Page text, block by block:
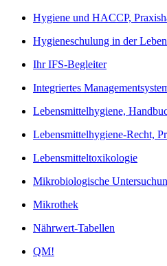
Hygiene und HACCP,
Hygieneschulung in der
Ihr IFS-Begleiter
Integriertes
Lebensmittelhygiene,
Lebensmittelhygiene-Recht,
Lebensmitteltoxikologie
Mikrobiologische
Mikrothek
Nährwert-Tabellen
QM!